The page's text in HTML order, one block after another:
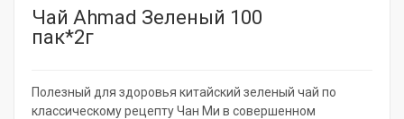
Чай Ahmad Зеленый 100
пак*2г
Полезный для здоровья китайский зеленый чай по
классическому рецепту Чан Ми в совершенном